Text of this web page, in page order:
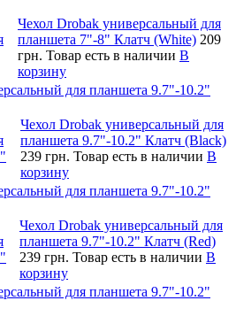
Чехол Drobak универсальный для
планшета 7"-8" Клатч (White) 209
грн. Товар есть в наличии В
корзину
для планшета 9.7"-10.2"
Чехол Drobak универсальный для
планшета 9.7"-10.2" Клатч (Black)
239 грн. Товар есть в наличии В
корзину
для планшета 9.7"-10.2"
Чехол Drobak универсальный для
планшета 9.7"-10.2" Клатч (Red)
239 грн. Товар есть в наличии В
корзину
для планшета 9.7"-10.2"